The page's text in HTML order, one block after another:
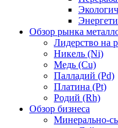
Обзор рынка
Лидерство на
Никель (Ni)
Медь (Cu)
Палладий (Pd)
Платина (Pt)
Родий (Rh)
Обзор бизнеса
Минерально-